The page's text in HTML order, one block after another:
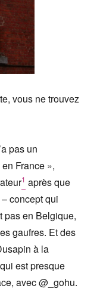
vous ne trouvez
pas un
France »,
1 après que
concept qui
pas en Belgique,
gaufres. Et des
à la
est presque
avec @_gohu.